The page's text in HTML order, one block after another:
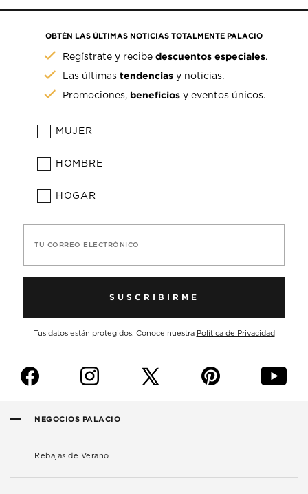
OBTÉN LAS ÚLTIMAS NOTICIAS TOTALMENTE PALACIO
Regístrate y recibedescuentos especiales.
Las últimastendencias y noticias.
Promociones, beneficios y eventos únicos.
MUJER
HOMBRE
HOGAR
TU CORREO ELECTRÓNICO
SUSCRIBIRME
Tus datos están protegidos. Conoce nuestra Política de Privacidad
f i p y
NEGOCIOS PALACIO
Rebajas de Verano